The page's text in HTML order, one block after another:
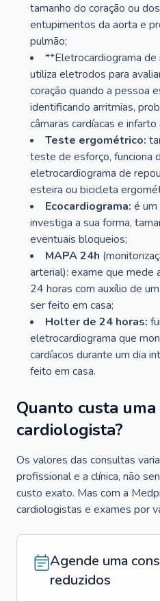
tamanho do coração ou
entupimentos da aorta e
pulmão;
**Eletrocardiograma
utiliza eletrodos para
coração quando a pessoa
identificando arritmias,
câmaras cardíacas e
Teste ergométrico:
teste de esforço, funciona
eletrocardiograma de
esteira ou bicicleta
Ecocardiograma: é
investiga a sua forma,
eventuais bloqueios;
MAPA 24h
arterial): exame que mede
24 horas com auxílio de
ser feito em casa;
Holter de 24 horas:
eletrocardiograma que
cardíacos durante um dia
feito em casa.
Quanto custa
cardiologista?
Os valores das consultas
profissional e a clínica, não
custo exato. Mas com a
cardiologistas e exames por
Agende uma
reduzidos